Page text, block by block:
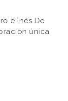
e Inés De
única